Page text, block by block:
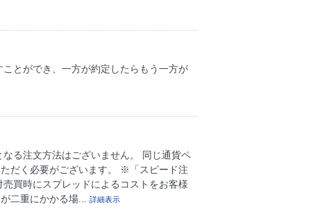
とができ、一方が約定したらもう一方が
る注文方法はございません。 同じ通貨ペ
だく必要がございます。 ※「スピード注
買時にスプレッドによるコストをお客様
二重にかかる場...
詳細表示